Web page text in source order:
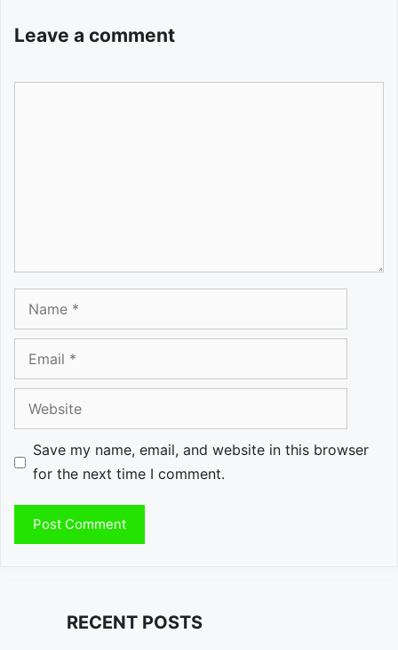
Leave a comment
Name
Email
Website
Save my name, email, and website in this browser
for the next time I comment.
RECENT POSTS